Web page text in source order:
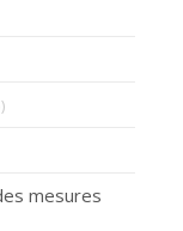
mesures